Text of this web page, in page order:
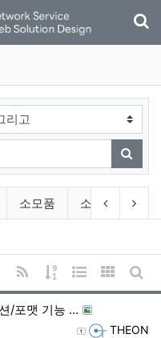
검색
소모품 소프트웨어
이전 분류
다
RSS
게시물 정렬
웹진 스타일
갤러리게
/포맷 기능 …
등록자 THEON